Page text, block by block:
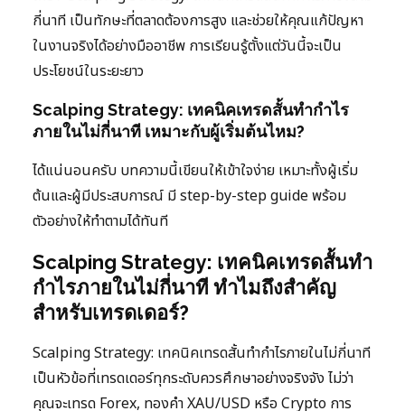
กี่นาที เป็นทักษะที่ตลาดต้องการสูง และช่วยให้คุณแก้ปัญหา
ในงานจริงได้อย่างมืออาชีพ การเรียนรู้ตั้งแต่วันนี้จะเป็น
ประโยชน์ในระยะยาว
Scalping Strategy: เทคนิคเทรดสั้นทำกำไร
ภายในไม่กี่นาที เหมาะกับผู้เริ่มต้นไหม?
ได้แน่นอนครับ บทความนี้เขียนให้เข้าใจง่าย เหมาะทั้งผู้เริ่ม
ต้นและผู้มีประสบการณ์ มี step-by-step guide พร้อม
ตัวอย่างให้ทำตามได้ทันที
Scalping Strategy: เทคนิคเทรดสั้นทำ
กำไรภายในไม่กี่นาที ทำไมถึงสำคัญ
สำหรับเทรดเดอร์?
Scalping Strategy: เทคนิคเทรดสั้นทำกำไรภายในไม่กี่นาที
เป็นหัวข้อที่เทรดเดอร์ทุกระดับควรศึกษาอย่างจริงจัง ไม่ว่า
คุณจะเทรด Forex, ทองคำ XAU/USD หรือ Crypto การ